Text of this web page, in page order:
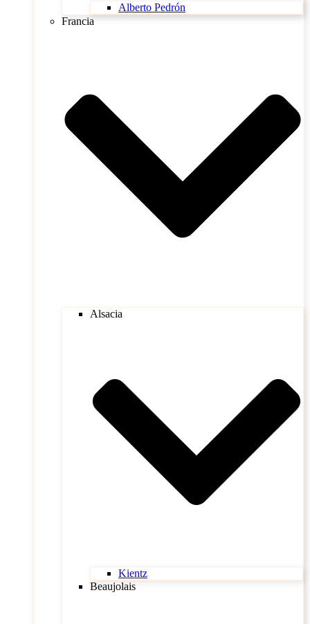
Alberto Pedrón
Francia
Alsacia
Kientz
Beaujolais